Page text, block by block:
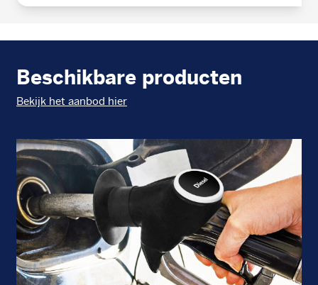
Beschikbare producten
Bekijk het aanbod hier